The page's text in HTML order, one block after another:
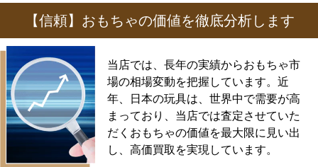
【信頼】おもちゃの価値を徹底分析します
当店では、長年の実績からおもちゃ市
場の相場変動を把握しています。近
年、日本の玩具は、世界中で需要が高
まっており、当店では査定させていた
だくおもちゃの価値を最大限に見い出
し、高価買取を実現しています。